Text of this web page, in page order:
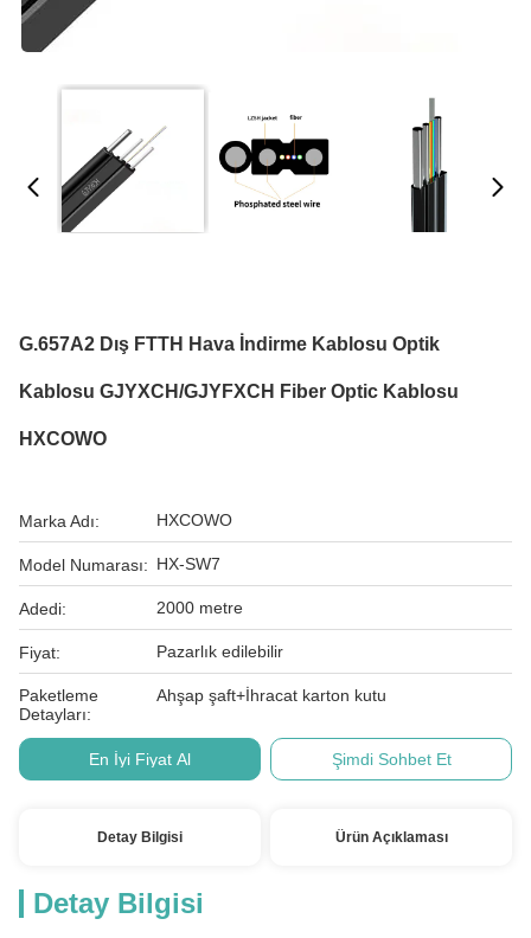
G.657A2 Dış FTTH Hava İndirme Kablosu Optik
Kablosu GJYXCH/GJYFXCH Fiber Optic Kablosu
HXCOWO
Marka Adı: HXCOWO
Model Numarası: HX-SW7
Adedi: 2000 metre
Fiyat: Pazarlık edilebilir
Paketleme
Detayları:
Ahşap şaft+İhracat karton kutu
En İyi Fiyat Al Şimdi Sohbet Et
Detay Bilgisi Ürün Açıklaması
Detay Bilgisi